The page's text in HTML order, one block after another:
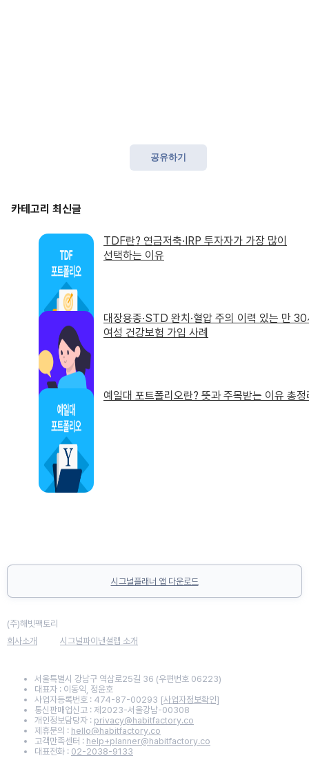
공유하기
TDF란? 연금저축·IRP 투자자가 가장 많이
선택하는 이유
대장용종·STD 완치·혈압 주의 이력 있는 만
여성 건강보험 가입 사례
예일대 포트폴리오란? 뜻과 주목받는 이유 총정
시그널플래너 앱 다운로드
(주)해빗팩토리
회사소개
시그널파이낸셜랩 소개
서울특별시 강남구 역삼로25길 36 (우편번호 06223)
대표자 : 이동익, 정윤호
사업자등록번호 : 474-87-00293 [사업자정보확인]
통신판매업신고 : 제2023-서울강남-00308
개인정보담당자 : privacy@habitfactory.co
제휴문의 : hello@habitfactory.co
고객만족센터 : help+planner@habitfactory.co
대표전화 : 02-2038-9133